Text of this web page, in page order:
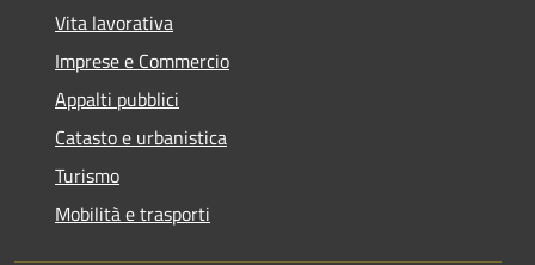
Vita lavorativa
Imprese e Commercio
Appalti pubblici
Catasto e urbanistica
Turismo
Mobilità e trasporti